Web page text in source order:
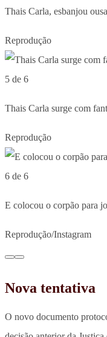
Thais Carla, esbanjou
Reprodução
5 de 6
Thais Carla surge com
Reprodução
6 de 6
E colocou o corpão para
Reprodução/Instagram
Nova tentativa
O novo documento